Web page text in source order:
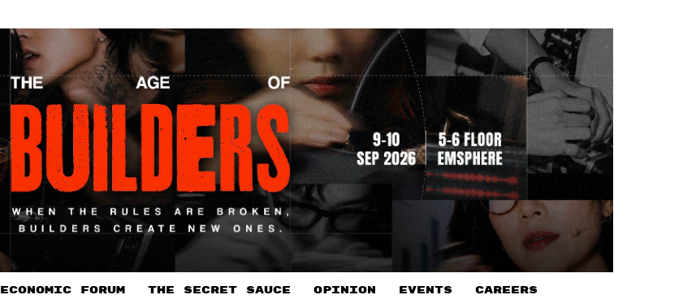
ECONOMIC FORUM THE SECRET SAUCE​ OPINION EVENTS CAREERS